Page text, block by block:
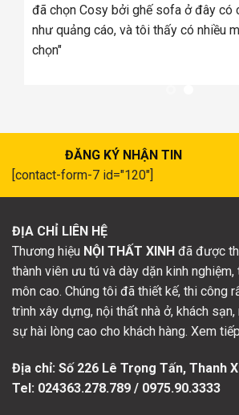
đã chọn Cosy bởi ghế sofa ở đây có
như quảng cáo, và tôi thấy có nhiều
chọn"
ĐĂNG KÝ NHẬN TIN
[contact-form-7 id="120"]
ĐỊA CHỈ LIÊN HỆ
Thương hiệu NỘI THẤT XINH đã được
thành viên ưu tú và dày dặn kinh
môn cao. Chúng tôi đã thiết kế, thi công
trình xây dựng, nội thất nhà ở, khách sạn,
sự hài lòng cao cho khách hàng. Xem
Địa chỉ: Số 226 Lê Trọng Tấn, Thanh
Tel: 024363.278.789 / 0975.90.3333